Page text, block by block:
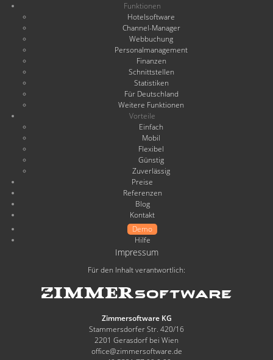
Funktionen
Hotelsoftware
Channel-Manager
Webbuchung
Personalmanagement
Finanzen
Schnittstellen
Statistiken
Für Deutschland
Weitere Funktionen
Vorteile
Einfach
Mobil
Flexibel
Günstig
Zuverlässig
Preise
Referenzen
Blog
Kontakt
Demo
Hilfe
Impressum
Für den Inhalt verantwortlich:
Zimmersoftware KG
Stammersdorfer Str. 420/16
2201 Gerasdorf bei Wien
office@zimmersoftware.de